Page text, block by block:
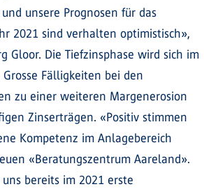
unsere Prognosen für das
2021 sind verhalten optimistisch»,
Gloor. Die Tiefzinsphase wird sich im
Fälligkeiten bei den
zu einer weiteren Margenerosion
Zinserträgen. «Positiv stimmen
Kompetenz im Anlagebereich
«Beratungszentrum Aareland».
bereits im 2021 erste